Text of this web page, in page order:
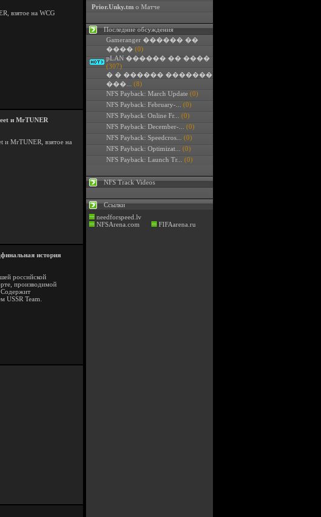
взятое на WCG
и MrTUNER
и MrTUNER, взятое на
история
российской
производимой
Содержит
USSR Team.
Prior.Unky.tm о Матче
Последние обсуждения
Gameranger ������ ��
���� (0)
pLAN ������ �� ����
(307)
� � ������ �������
���...
(8)
NFS Payback: March Update (0)
NFS Payback: February-...
(0)
NFS Payback: Online Fr...
(0)
NFS Payback: December-...
(0)
NFS Payback: Speedcros...
(0)
NFS Payback: Optimizat...
(0)
NFS Payback: Launch Tr...
(0)
NFS Track Videos
Ссылки
needforspeed.lv
NFSArena.com
FIFAarena.ru